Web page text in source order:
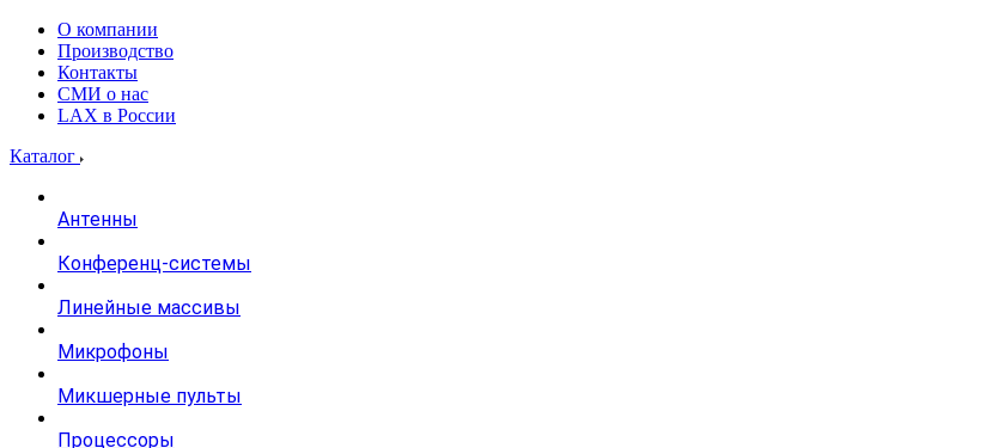
О компании
Производство
Контакты
СМИ о нас
LAX в России
Каталог
Антенны
Конференц-системы
Линейные массивы
Микрофоны
Микшерные пульты
Процессоры